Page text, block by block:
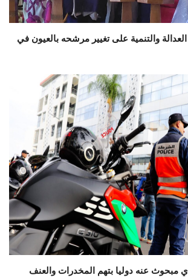
والتنمية على تغيير مرشحه بالعيون في
مبحوث عنه دوليا بتهم المخدرات والعنف